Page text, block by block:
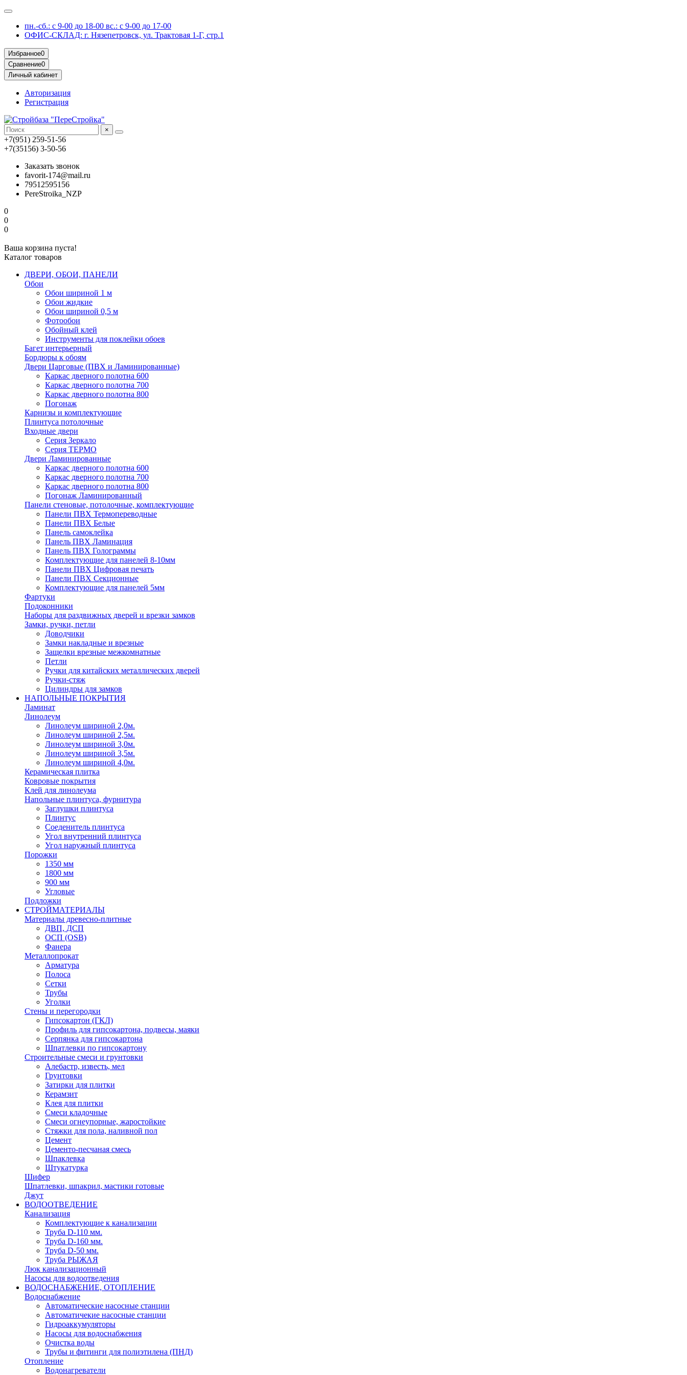
пн.-сб.: с 9-00 до 18-00 вс.: с 9-00 до 17-00
ОФИС-СКЛАД: г. Нязепетровск, ул. Трактовая 1-Г, стр.1
Избранное0
Сравнение0
Личный кабинет
Авторизация
Регистрация
×
+7(951) 259-51-56
+7(35156) 3-50-56
Заказать звонок
favorit-174@mail.ru
79512595156
PereStroika_NZP
0
0
0
Ваша корзина пуста!
Каталог товаров
ДВЕРИ, ОБОИ, ПАНЕЛИ
Обои
Обои шириной 1 м
Обои жидкие
Обои шириной 0,5 м
Фотообои
Обойный клей
Инструменты для поклейки обоев
Багет интерьерный
Бордюры к обоям
Двери Царговые (ПВХ и Ламинированные)
Каркас дверного полотна 600
Каркас дверного полотна 700
Каркас дверного полотна 800
Погонаж
Карнизы и комплектующие
Плинтуса потолочные
Входные двери
Серия Зеркало
Серия ТЕРМО
Двери Ламинированные
Каркас дверного полотна 600
Каркас дверного полотна 700
Каркас дверного полотна 800
Погонаж Ламинированный
Панели стеновые, потолочные, комплектующие
Панели ПВХ Термопереводные
Панели ПВХ Белые
Панель самоклейка
Панель ПВХ Ламинация
Панель ПВХ Голограммы
Комплектующие для панелей 8-10мм
Панели ПВХ Цифровая печать
Панели ПВХ Секционные
Комплектующие для панелей 5мм
Фартуки
Подоконники
Наборы для раздвижных дверей и врезки замков
Замки, ручки, петли
Доводчики
Замки накладные и врезные
Защелки врезные межкомнатные
Петли
Ручки для китайских металлических дверей
Ручки-стяж
Цилиндры для замков
НАПОЛЬНЫЕ ПОКРЫТИЯ
Ламинат
Линолеум
Линолеум шириной 2,0м.
Линолеум шириной 2,5м.
Линолеум шириной 3,0м.
Линолеум шириной 3,5м.
Линолеум шириной 4,0м.
Керамическая плитка
Ковровые покрытия
Клей для линолеума
Напольные плинтуса, фурнитура
Заглушки плинтуса
Плинтус
Соеденитель плинтуса
Угол внутренний плинтуса
Угол наружный плинтуса
Порожки
1350 мм
1800 мм
900 мм
Угловые
Подложки
СТРОЙМАТЕРИАЛЫ
Материалы древесно-плитные
ДВП, ДСП
ОСП (OSB)
Фанера
Металлопрокат
Арматура
Полоса
Сетки
Трубы
Уголки
Стены и перегородки
Гипсокартон (ГКЛ)
Профиль для гипсокартона, подвесы, маяки
Серпянка для гипсокартона
Шпатлевки по гипсокартону
Строительные смеси и грунтовки
Алебастр, известь, мел
Грунтовки
Затирки для плитки
Керамзит
Клея для плитки
Смеси кладочные
Смеси огнеупорные, жаростойкие
Стяжки для пола, наливной пол
Цемент
Цементо-песчаная смесь
Шпаклевка
Штукатурка
Шифер
Шпатлевки, шпакрил, мастики готовые
Джут
ВОДООТВЕДЕНИЕ
Канализация
Комплектующие к канализации
Труба D-110 мм.
Труба D-160 мм.
Труба D-50 мм.
Труба РЫЖАЯ
Люк канализационный
Насосы для водоотведения
ВОДОСНАБЖЕНИЕ, ОТОПЛЕНИЕ
Водоснабжение
Автоматичеcкие насосные станции
Автоматичекие насосные станции
Гидроаккумуляторы
Насосы для водоснабжения
Очистка воды
Трубы и фитинги для полиэтилена (ПНД)
Отопление
Водонагреватели